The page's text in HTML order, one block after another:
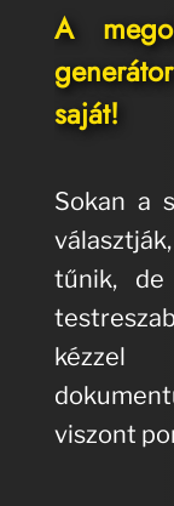
A
saját!
Sokan a
tűnik, de
viszont